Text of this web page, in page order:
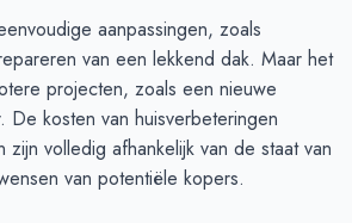
aanpassingen, zoals
van een lekkend dak. Maar het
projecten, zoals een nieuwe
De kosten van huisverbeteringen
zijn volledig afhankelijk van de staat van
van potentiële kopers.